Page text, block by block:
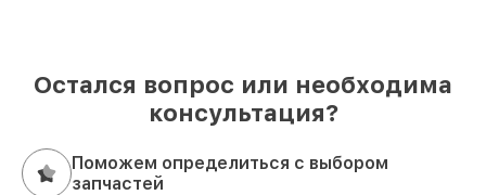
Остался вопрос или необходима
консультация?
Поможем определиться с выбором
запчастей